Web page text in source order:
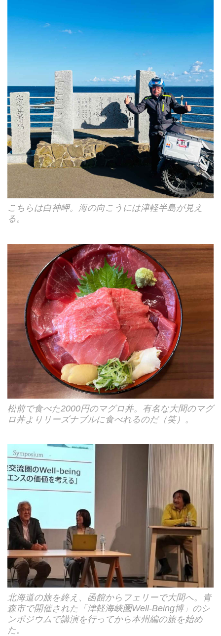
こちらは白神岬。海の向こうには津軽半島が見え
る。
松前で食べた2000円のマグロ丼。有名な大間のマグ
ロ丼よりリーズナブルに食べれるのだ（笑）。
北海道の旅を終え、函館からフェリーで大間へ。青
森市で開催された「津軽海峡圏Well-Being博」のシ
ンポジウムで講演を行ってから本州編の旅を始め
た。